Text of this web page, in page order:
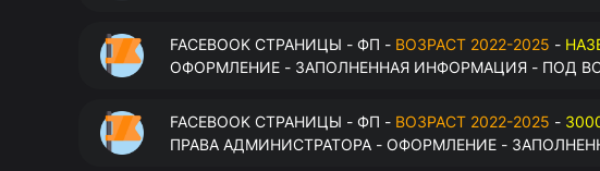
FACEBOOK СТРАНИЦЫ - ФП - ВОЗРАСТ 2022-2025 -
ОФОРМЛЕНИЕ - ЗАПОЛНЕННАЯ ИНФОРМАЦИЯ - ПОД
FACEBOOK СТРАНИЦЫ - ФП - ВОЗРАСТ 2022-2025 -
ПРАВА АДМИНИСТРАТОРА - ОФОРМЛЕНИЕ -